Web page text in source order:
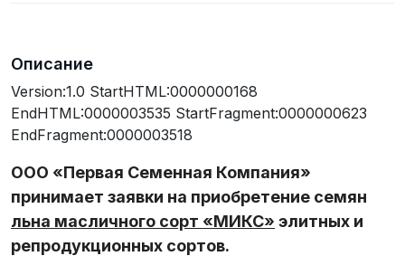
Описание
Version:1.0 StartHTML:0000000168
EndHTML:0000003535 StartFragment:0000000623
EndFragment:0000003518
ООО «Первая Семенная Компания»
принимает заявки на приобретение семян
льна масличного сорт «МИКС» элитных и
репродукционных сортов.